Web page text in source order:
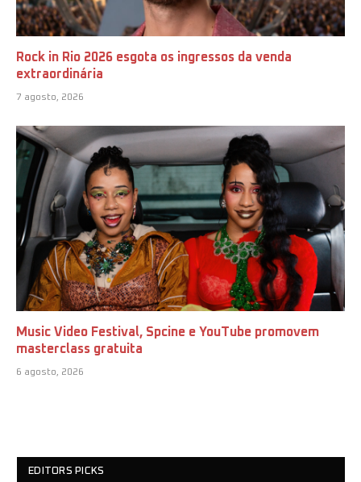
Rock in Rio 2026 esgota os ingressos da venda
extraordinária
7 agosto, 2026
Music Video Festival, Spcine e YouTube promovem
masterclass gratuita
6 agosto, 2026
EDITORS PICKS